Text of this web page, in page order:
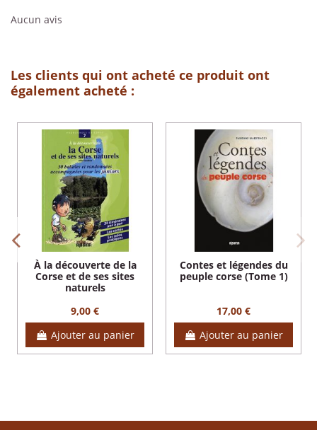
Aucun avis
Les clients qui ont acheté ce produit ont
également acheté :
À la découverte de la
Corse et de ses sites
naturels
9,00 €
Ajouter au panier
Contes et légendes du
peuple corse (Tome 1)
17,00 €
Ajouter au panier